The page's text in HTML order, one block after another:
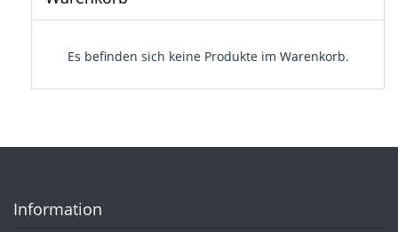
Es befinden sich keine Produkte im Warenkorb.
Information